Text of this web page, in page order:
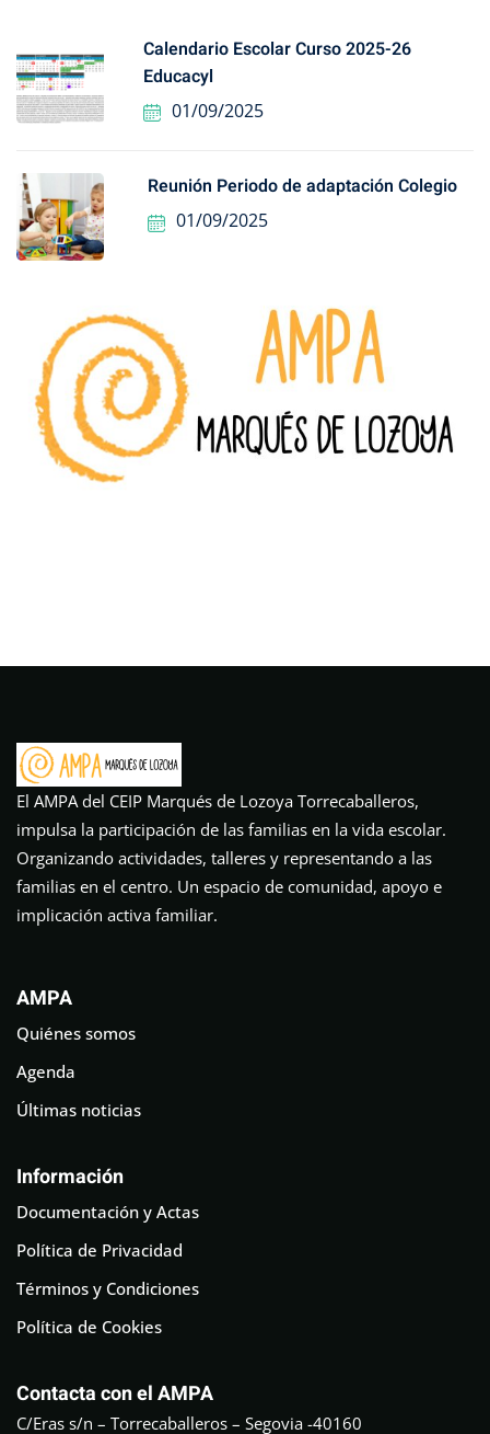
Calendario Escolar Curso 2025-26
Educacyl
01/09/2025
Reunión Periodo de adaptación Colegio
01/09/2025
El AMPA del CEIP Marqués de Lozoya Torrecaballeros,
impulsa la participación de las familias en la vida escolar.
Organizando actividades, talleres y representando a las
familias en el centro. Un espacio de comunidad, apoyo e
implicación activa familiar.
AMPA
Quiénes somos
Agenda
Últimas noticias
Información
Documentación y Actas
Política de Privacidad
Términos y Condiciones
Política de Cookies
Contacta con el AMPA
C/Eras s/n – Torrecaballeros – Segovia -40160